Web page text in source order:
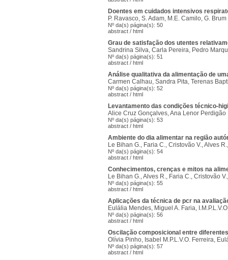
Doentes em cuidados intensivos
P. Ravasco, S. Adam, M.E. Camilo, G. Brum
Nº da(s) página(s): 50
abstract / html
Grau de satisfação dos utentes
Sandrina Silva, Carla Pereira, Pedro
Nº da(s) página(s): 51
abstract / html
Análise qualitativa da alimentação de
Carmen Calhau, Sandra Pita, Terenas
Nº da(s) página(s): 52
abstract / html
Levantamento das condições técnico-
Alice Cruz Gonçalves, Ana Lenor Perdigão
Nº da(s) página(s): 53
abstract / html
Ambiente do dia alimentar na região
Le Bihan G., Faria C., Cristovão V., Alves
Nº da(s) página(s): 54
abstract / html
Conhecimentos, crenças e mitos na
Le Bihan G., Alves R., Faria C., Cristovão
Nº da(s) página(s): 55
abstract / html
Aplicações da técnica de pcr na
Eulália Mendes, Miguel A. Faria,
Nº da(s) página(s): 56
abstract / html
Oscilação composicional entre
Olívia Pinho, Isabel M.P.L.V.O. Ferreira,
Nº da(s) página(s): 57
abstract / html